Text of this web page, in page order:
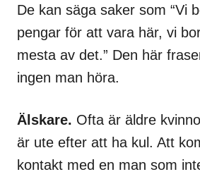
De kan säga saker som “Vi
pengar för att vara här, vi
mesta av det.” Den här
ingen man höra.
Älskare. Ofta är äldre
är ute efter att ha kul. Att
kontakt med en man som